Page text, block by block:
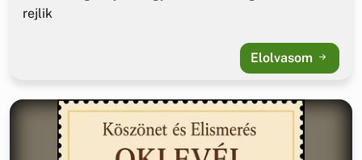
rejlik
Elolvasom